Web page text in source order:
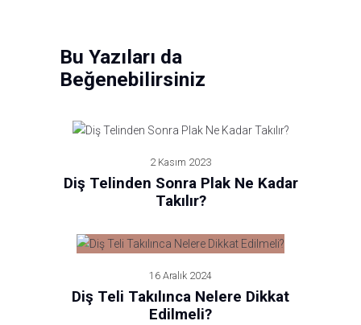
Bu Yazıları da
Beğenebilirsiniz
2 Kasım 2023
Diş Telinden Sonra Plak Ne Kadar
Takılır?
16 Aralık 2024
Diş Teli Takılınca Nelere Dikkat
Edilmeli?